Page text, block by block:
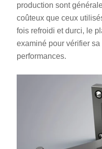
production sont
coûteux que ceux
fois refroidi et durci, le
examiné pour vérifier
performances.